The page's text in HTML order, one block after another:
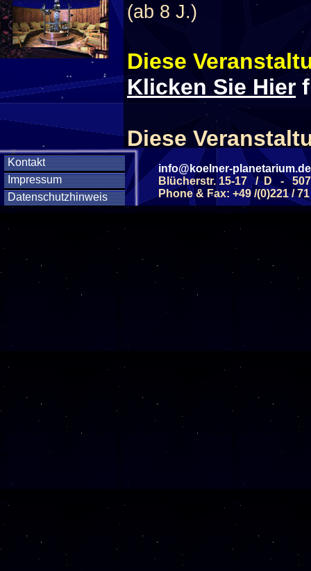
Kontakt
Impressum
Datenschutzhinweis
(ab 8 J.)
Diese
Klicken Sie Hier
Diese
Wochentag
SAMSTAG
SAMSTAG
Alle
info@koelner-planetarium.de
Blücherstr. 15-17 / D -
Phone & Fax: +49 /(0)221 /